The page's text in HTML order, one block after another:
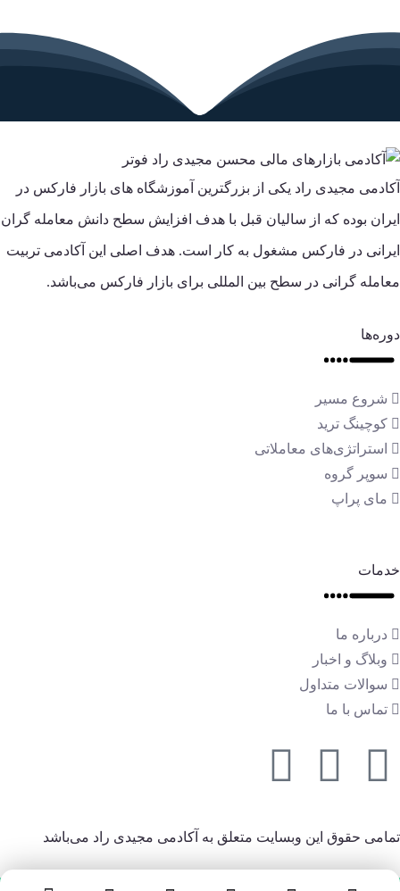
آکادمی مجیدی راد یکی از بزرگترین آموزشگاه های بازار فارکس در
ایران بوده که از سالیان قبل با هدف افزایش سطح دانش معامله گران
ایرانی در فارکس مشغول به کار است. هدف اصلی این آکادمی تربیت
معامله گرانی در سطح بین المللی برای بازار فارکس می‌باشد.
دوره‌ها
شروع مسیر
کوچینگ ترید
استراتژی‌های معاملاتی
سوپر گروه
مای پراپ
خدمات
درباره ما
وبلاگ و اخبار
سوالات متداول
تماس با ما
تمامی حقوق این وبسایت متعلق به آکادمی مجیدی راد می‌باشد